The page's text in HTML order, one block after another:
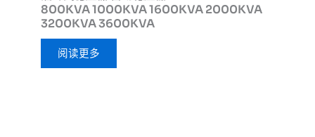
800KVA 1000KVA 1600KVA 2000KVA
3200KVA 3600KVA
阅读更多